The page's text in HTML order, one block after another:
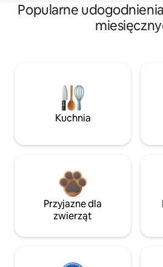
Popularne
Kuchnia
Przyjazne dla
zwierząt